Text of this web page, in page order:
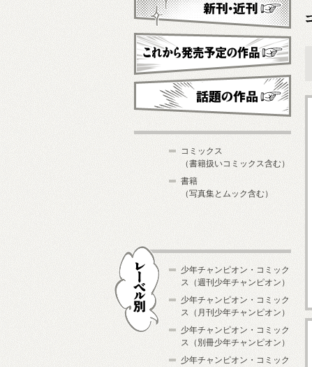
新刊・近刊
これから発売予定
コミックス
（書籍扱いコミックス含む）
書籍
（写真集とムック含む）
少年チャンピオン・コミック
ス（週刊少年チャンピオン）
少年チャンピオン・コミック
ス（月刊少年チャンピオン）
少年チャンピオン・コミック
ス（別冊少年チャンピオン）
少年チャンピオン・コミック